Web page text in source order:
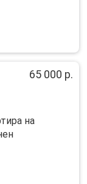
65 000 р.
нa